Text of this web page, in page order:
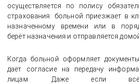
осуществляется по полису
страхования: больной приезжает в
назначенному времени или в
берёт назначения и отправляется
Когда больной оформляет
даёт согласие на передачу
лицам. Даже если всё